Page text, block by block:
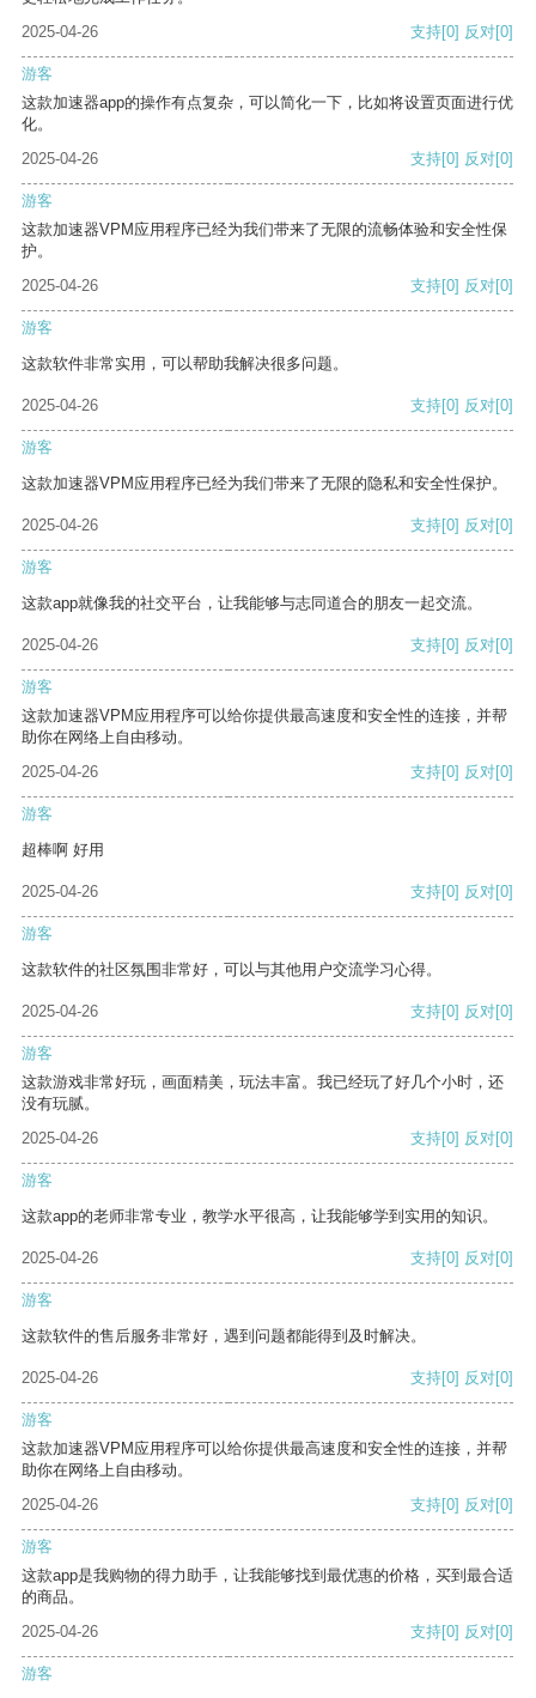
2025-04-26
支持[0] 反对[0]
游客
这款加速器app的操作有点复杂，可以简化一下，比如将设置页面进行优
化。
2025-04-26
支持[0] 反对[0]
游客
这款加速器VPM应用程序已经为我们带来了无限的流畅体验和安全性保
护。
2025-04-26
支持[0] 反对[0]
游客
这款软件非常实用，可以帮助我解决很多问题。
2025-04-26 支持[0] 反对[0]
游客
这款加速器VPM应用程序已经为我们带来了无限的隐私和安全性保护。
2025-04-26 支持[0] 反对[0]
游客
这款app就像我的社交平台，让我能够与志同道合的朋友一起交流。
2025-04-26 支持[0] 反对[0]
游客
这款加速器VPM应用程序可以给你提供最高速度和安全性的连接，并帮
助你在网络上自由移动。
2025-04-26
支持[0] 反对[0]
游客
超棒啊 好用
2025-04-26 支持[0] 反对[0]
游客
这款软件的社区氛围非常好，可以与其他用户交流学习心得。
2025-04-26 支持[0] 反对[0]
游客
这款游戏非常好玩，画面精美，玩法丰富。我已经玩了好几个小时，还
没有玩腻。
2025-04-26
支持[0] 反对[0]
游客
这款app的老师非常专业，教学水平很高，让我能够学到实用的知识。
2025-04-26 支持[0] 反对[0]
游客
这款软件的售后服务非常好，遇到问题都能得到及时解决。
2025-04-26 支持[0] 反对[0]
游客
这款加速器VPM应用程序可以给你提供最高速度和安全性的连接，并帮
助你在网络上自由移动。
2025-04-26
支持[0] 反对[0]
游客
这款app是我购物的得力助手，让我能够找到最优惠的价格，买到最合适
的商品。
2025-04-26
支持[0] 反对[0]
游客